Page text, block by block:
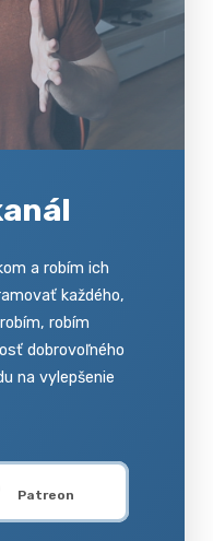
a robím ich
každého,
robím
dobrovoľného
na vylepšenie
Patreon